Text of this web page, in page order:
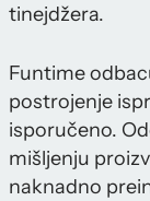
tinejdžera.
Funtime
postrojenje
isporučeno.
mišljenju
naknadno